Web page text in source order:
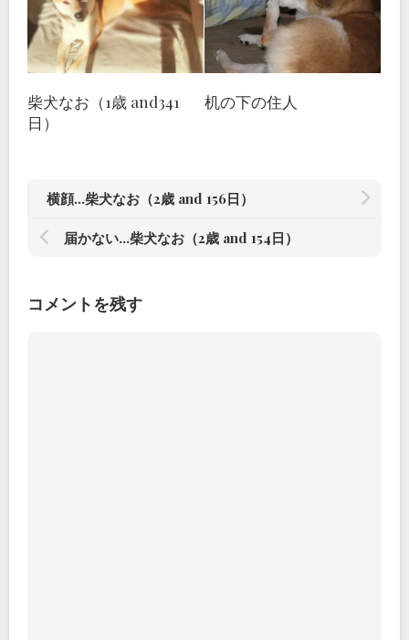
柴犬なお（1歳 and341
日）
机の下の住人
横顔…柴犬なお（2歳 and 156日）
届かない…柴犬なお（2歳 and 154日）
コメントを残す